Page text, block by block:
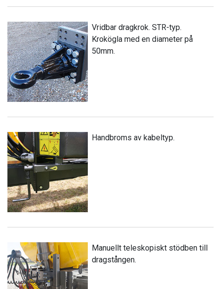
Vridbar dragkrok. STR-typ.
Krokögla med en diameter på
50mm.
Handbroms av kabeltyp.
Manuellt teleskopiskt stödben till
dragstången.